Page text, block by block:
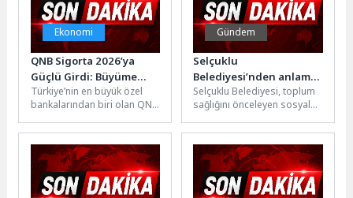
Ekonomi
QNB Sigorta 2026’ya
Güçlü Girdi: Büyüme
Performansı Pazar
Ortalamasını Geride
Bıraktı
Türkiye’nin en büyük özel
bankalarından biri olan QNB
olarak faaliyet gösteren...
Gündem
Selçuklu
Belediyesi’nden anlamlı
bir sosyal sorumluluk
çalışması daha
Selçuklu Belediyesi, toplum
sağlığını önceleyen sosyal
yenisini daha ekledi. Selçuklu
İlçe Sağlık...